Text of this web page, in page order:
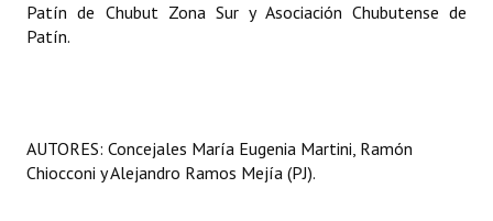
Patín de Chubut Zona Sur y Asociación Chubutense de
Patín.
AUTORES: Concejales María Eugenia Martini, Ramón
Chiocconi y Alejandro Ramos Mejía (PJ).